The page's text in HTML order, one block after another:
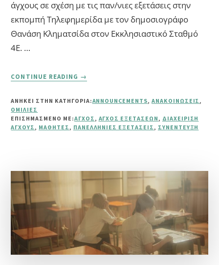
άγχους σε σχέση με τις παν/νιες εξετάσεις στην
εκπομπή Τηλεφημερίδα με τον δημοσιογράφο
Θανάση Κληματσίδα στον Εκκλησιαστικό Σταθμό
4Ε. …
CONTINUE READING
ΣΥΝΈΝΤΕΥΞΗ
ΤΗΛΕΟΠΤΙΚΉ
ΕΚΠΟΜΠΉ
ΤΗΛΕΦΗΜΕΡΊΔΑ
→
ΑΝΗΚΕΙ ΣΤΗΝ ΚΑΤΗΓΟΡΙΑ:ANNOUNCEMENTS, ΑΝΑΚΟΙΝΏΣΕΙΣ ,
ΟΜΙΛΊΕΣ
ΕΠΙΣΗΜΑΣΜΈΝΟ ΜΕ:ΆΓΧΟΣ , ΆΓΧΟΣ ΕΞΕΤΆΣΕΩΝ , ΔΙΑΧΕΊΡΙΣΗ
ΆΓΧΟΥΣ , ΜΑΘΗΤΈΣ , ΠΑΝΕΛΛΉΝΙΕΣ ΕΞΕΤΆΣΕΙΣ , ΣΥΝΈΝΤΕΥΞΗ